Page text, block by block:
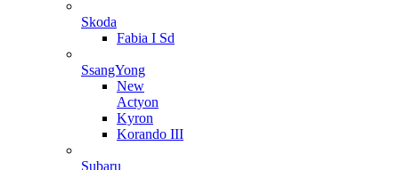
Skoda
Fabia I Sd
SsangYong
New
Actyon
Kyron
Korando III
Subaru